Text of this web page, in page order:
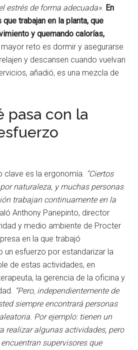
estrés de forma adecuada». En
trabajan en la planta, que
y quemando calorías,
reto es dormir y asegurarse
y descansen cuando vuelvan
añadió, es una mezcla de
pasa con la
clave es la ergonomía. “Ciertos
naturaleza, y muchas personas
trabajan continuamente en la
Anthony Panepinto, director
y medio ambiente de Procter
en la que trabajó
un esfuerzo por estandarizar la
de estas actividades, en
la gerencia de la oficina y
“Pero, independientemente de
siempre encontrará personas
Por ejemplo: tienen un
realizar algunas actividades, pero
supervisores que